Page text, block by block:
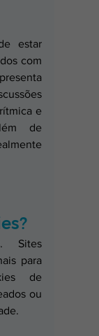
estar
com
e
de
Sites
para
de
ou